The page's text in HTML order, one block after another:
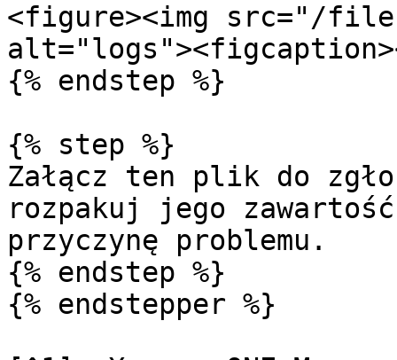
<figure><img src="/files/
{% endstep %}
{% step %}
Załącz ten plik do
rozpakuj jego
przyczynę problemu.
{% endstep %}
{% endstepper %}